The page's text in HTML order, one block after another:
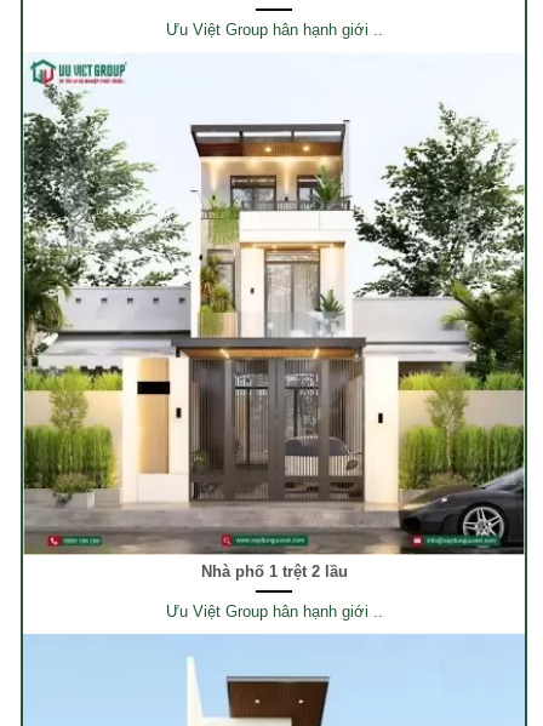
Ưu Việt Group hân hạnh giới ..
Nhà phố 1 trệt 2 lầu
Ưu Việt Group hân hạnh giới ..